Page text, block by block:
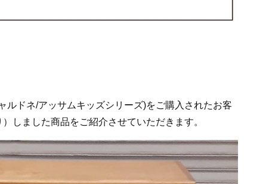
ルドネ/アッサムキッズシリーズ)をご購入されたお客
しました商品をご紹介させていただきます。